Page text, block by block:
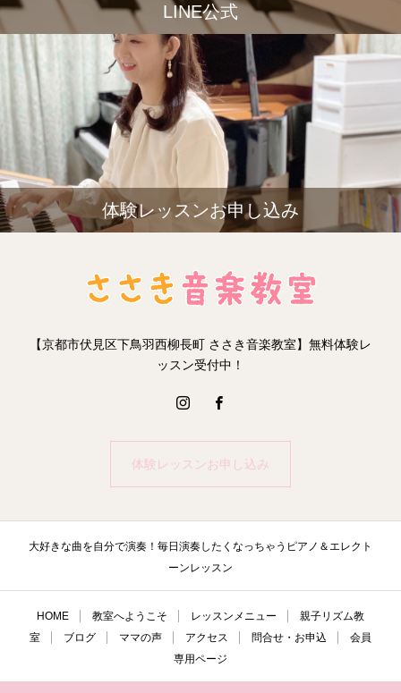
LINE公式
体験レッスンお申し込み
【京都市伏見区下鳥羽西柳長町 ささき音楽教室】無料体験レ
ッスン受付中！
体験レッスンお申し込み
大好きな曲を自分で演奏！毎日演奏したくなっちゃうピアノ＆エレクト
ーンレッスン
HOME 教室へようこそ レッスンメニュー
親子リズム教
室
ブログ ママの声 アクセス 問合せ・お申込
会員
専用ページ